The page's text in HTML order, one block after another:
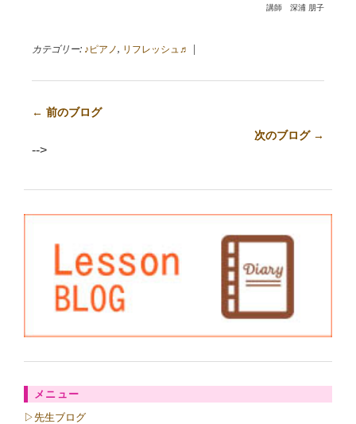
講師 深浦 朋子
カテゴリー: ♪ピアノ, リフレッシュ♬
← 前のブログ
次のブログ →
-->
メニュー
▷先生ブログ